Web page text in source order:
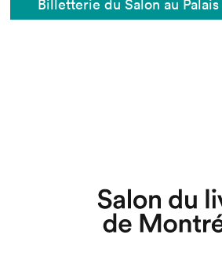
Billetterie du Salon au Palais